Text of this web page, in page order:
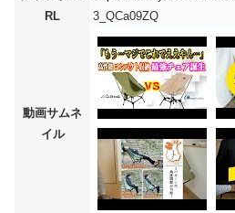
RL
3_QCa09ZQ
動画サムネ
イル